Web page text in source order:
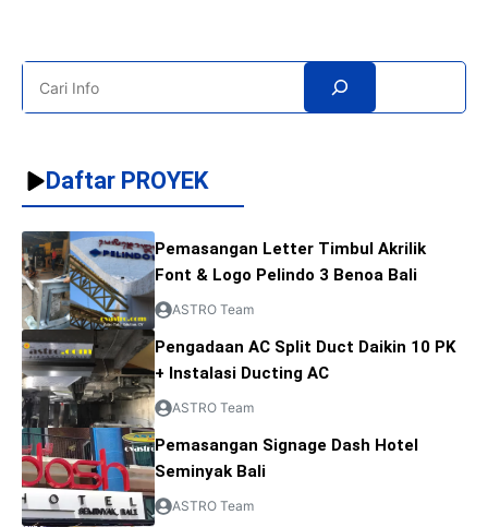
Search
Daftar PROYEK
Pemasangan Letter Timbul Akrilik
Font & Logo Pelindo 3 Benoa Bali
ASTRO Team
Pengadaan AC Split Duct Daikin 10 PK
+ Instalasi Ducting AC
ASTRO Team
Pemasangan Signage Dash Hotel
Seminyak Bali
ASTRO Team